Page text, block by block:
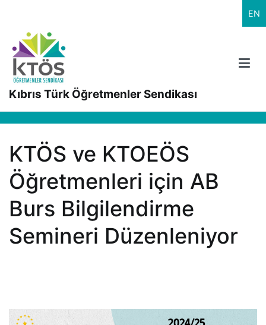
EN
Kıbrıs Türk Öğretmenler Sendikası
KTÖS ve KTOEÖS
Öğretmenleri için AB
Burs Bilgilendirme
Semineri Düzenleniyor